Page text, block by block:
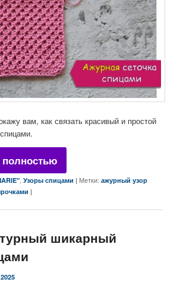
вам, как связать красивый и простой
,Узоры спицами | Метки: ажурный узор
|
шикарный